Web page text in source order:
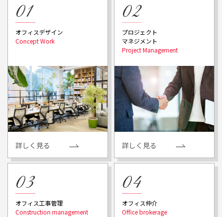
オフィスデザイン
詳しく見る
プロジェクト
マネジメント
詳しく見る
オフィス工事管理 オフィス仲介